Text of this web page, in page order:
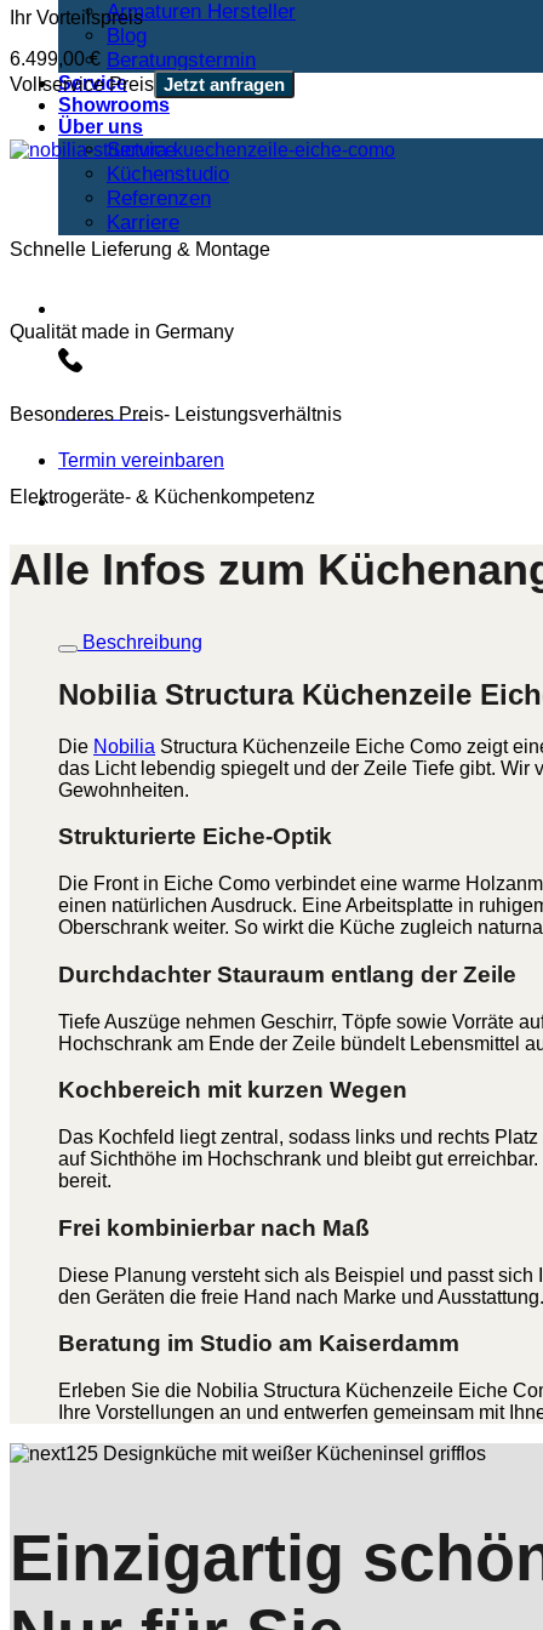
Armaturen Hersteller
Blog
Beratungstermin
Service
Showrooms
Über uns
Service
Küchenstudio
Referenzen
Karriere
030 3030803
Termin vereinbaren
Ihr Vorteilspreis
6.499,00€
Vollservice Preis Jetzt anfragen
Schnelle Lieferung & Montage
Qualität made in Germany
Besonderes Preis- Leistungsverhältnis
Elektrogeräte- & Küchenkompetenz
Alle Infos zum
Beschreibung
Nobilia Structura Küchenzeile
Die Nobilia Structura Küchenzeile Eiche Como zeigt
das Licht lebendig spiegelt und der Zeile Tiefe gibt.
Gewohnheiten.
Strukturierte Eiche-Optik
Die Front in Eiche Como verbindet eine warme
einen natürlichen Ausdruck. Eine Arbeitsplatte in
Oberschrank weiter. So wirkt die Küche zugleich
Durchdachter Stauraum entlang der Zeile
Tiefe Auszüge nehmen Geschirr, Töpfe sowie Vorräte
Hochschrank am Ende der Zeile bündelt Lebensmittel
Kochbereich mit kurzen Wegen
Das Kochfeld liegt zentral, sodass links und rechts
auf Sichthöhe im Hochschrank und bleibt gut
bereit.
Frei kombinierbar nach Maß
Diese Planung versteht sich als Beispiel und passt
den Geräten die freie Hand nach Marke und
Beratung im Studio am Kaiserdamm
Erleben Sie die Nobilia Structura Küchenzeile Eiche
Ihre Vorstellungen an und entwerfen gemeinsam mit
Einzigartig